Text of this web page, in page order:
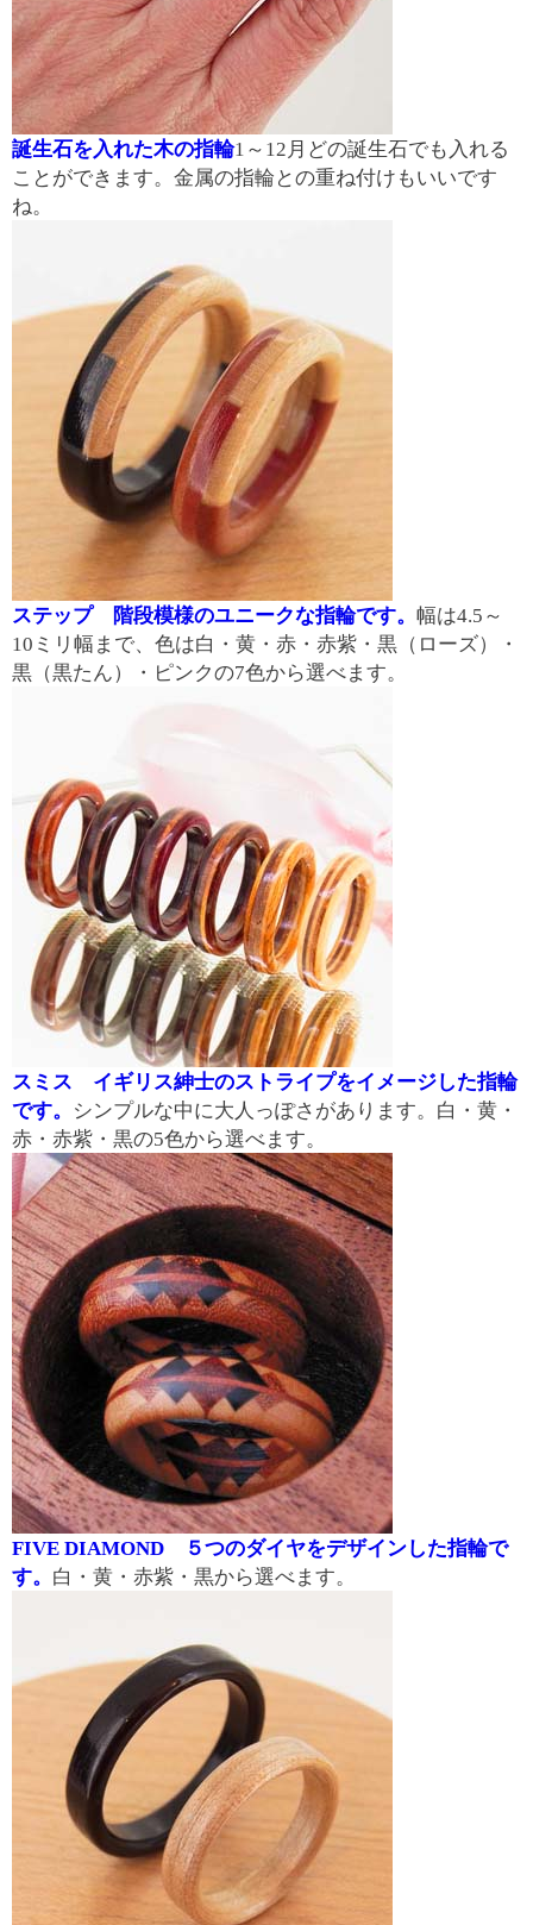
誕生石を入れた木の指輪1～12月どの誕生石でも入れる
ことができます。金属の指輪との重ね付けもいいです
ね。
ステップ 階段模様のユニークな指輪です。 幅は4.5～
10ミリ幅まで、色は白・黄・赤・赤紫・黒（ローズ）・
黒（黒たん）・ピンクの7色から選べます。
スミス イギリス紳士のストライプをイメージした指輪
です。
シンプルな中に大人っぽさがあります。白・黄・
赤・赤紫・黒の5色から選べます。
FIVE DIAMOND ５つのダイヤをデザインした指輪で
す。 白・黄・赤紫・黒から選べます。